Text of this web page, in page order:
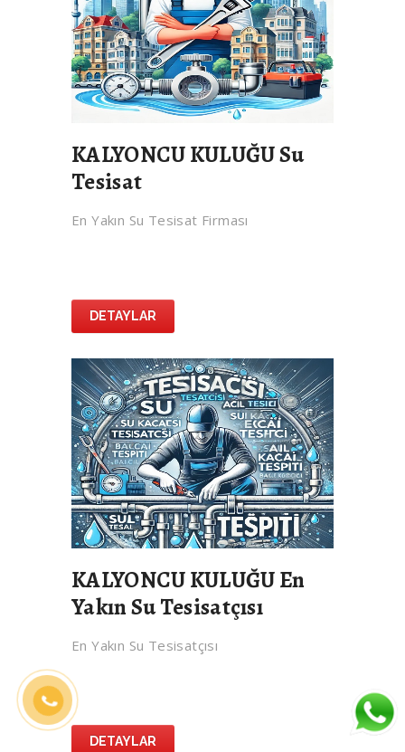
KALYONCU KULUĞU Su
Tesisat
En Yakın Su Tesisat Firması
DETAYLAR
KALYONCU KULUĞU En
Yakın Su Tesisatçısı
En Yakın Su Tesisatçısı
DETAYLAR